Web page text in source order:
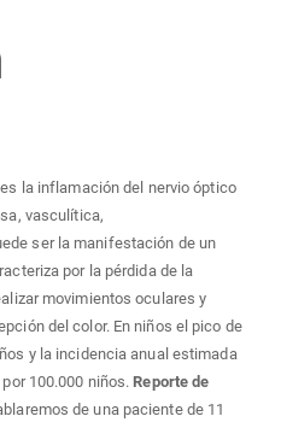
la inflamación del nervio óptico
vasculítica,
ser la manifestación de un
por la pérdida de la
movimientos oculares y
del color. En niños el pico de
y la incidencia anual estimada
100.000 niños.Reporte de
de una paciente de 11